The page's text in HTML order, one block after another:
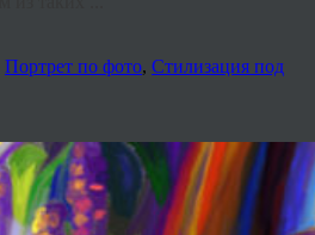
Портрет по фото, Стилизация под